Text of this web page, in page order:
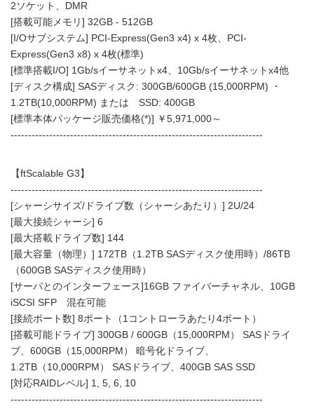
2ソケット、DMR
[搭載可能メモリ] 32GB - 512GB
[I/Oサブシステム] PCI-Express(Gen3 x4) x 4枚、PCI-
Express(Gen3 x8) x 4枚(標準)
[標準搭載I/O] 1Gb/sイーサネットx4、10Gb/sイーサネットx4他
[ディスク構成] SASディスク: 300GB/600GB (15,000RPM) ・
1.2TB(10,000RPM) または SSD: 400GB
[標準本体パッケージ販売価格(*)] ￥5,971,000～
------------------------------------------------------------------------
【ftScalable G3】
------------------------------------------------------------------------
[シャーシサイズ/ドライブ数（シャーシあたり）] 2U/24
[最大接続シャーシ] 6
[最大搭載ドライブ数] 144
[最大容量（物理）] 172TB（1.2TB SASディスク使用時）/86TB
（600GB SASディスク使用時）
[サーバとのインターフェース]16GB ファイバーチャネル、10GB
iSCSI SFP 混在可能
[接続ポート数] 8ポート（1コントローラあたり4ポート）
[搭載可能ドライブ] 300GB / 600GB（15,000RPM） SASドライ
ブ、600GB（15,000RPM） 暗号化ドライブ、
1.2TB（10,000RPM） SASドライブ、400GB SAS SSD
[対応RAIDレベル] 1, 5, 6, 10
------------------------------------------------------------------------